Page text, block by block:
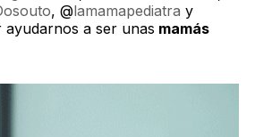
, @lamamapediatra y
ayudarnos a ser unas mamás